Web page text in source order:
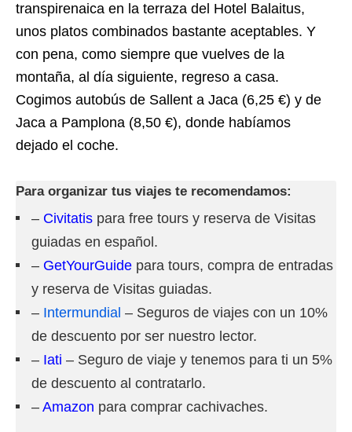
transpirenaica en la terraza del Hotel Balaitus,
unos platos combinados bastante aceptables. Y
con pena, como siempre que vuelves de la
montaña, al día siguiente, regreso a casa.
Cogimos autobús de Sallent a Jaca (6,25 €) y de
Jaca a Pamplona (8,50 €), donde habíamos
dejado el coche.
Para organizar tus viajes te recomendamos:
– Civitatis para free tours y reserva de Visitas
guiadas en español.
– GetYourGuide para tours, compra de entradas
y reserva de Visitas guiadas.
– Intermundial – Seguros de viajes con un 10%
de descuento por ser nuestro lector.
– Iati – Seguro de viaje y tenemos para ti un 5%
de descuento al contratarlo.
– Amazon para comprar cachivaches.